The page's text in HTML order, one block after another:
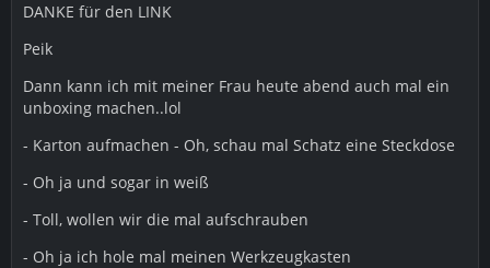
DANKE für den LINK
Peik
Dann kann ich mit meiner Frau heute abend auch mal ein
unboxing machen..lol
- Karton aufmachen - Oh, schau mal Schatz eine Steckdose
- Oh ja und sogar in weiß
- Toll, wollen wir die mal aufschrauben
- Oh ja ich hole mal meinen Werkzeugkasten